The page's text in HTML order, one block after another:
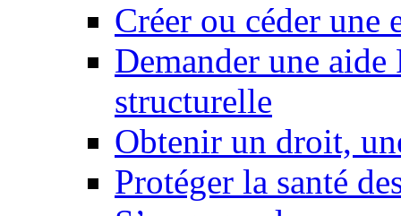
Créer ou céder une
Demander une
structurelle
Obtenir un droit,
Protéger la santé